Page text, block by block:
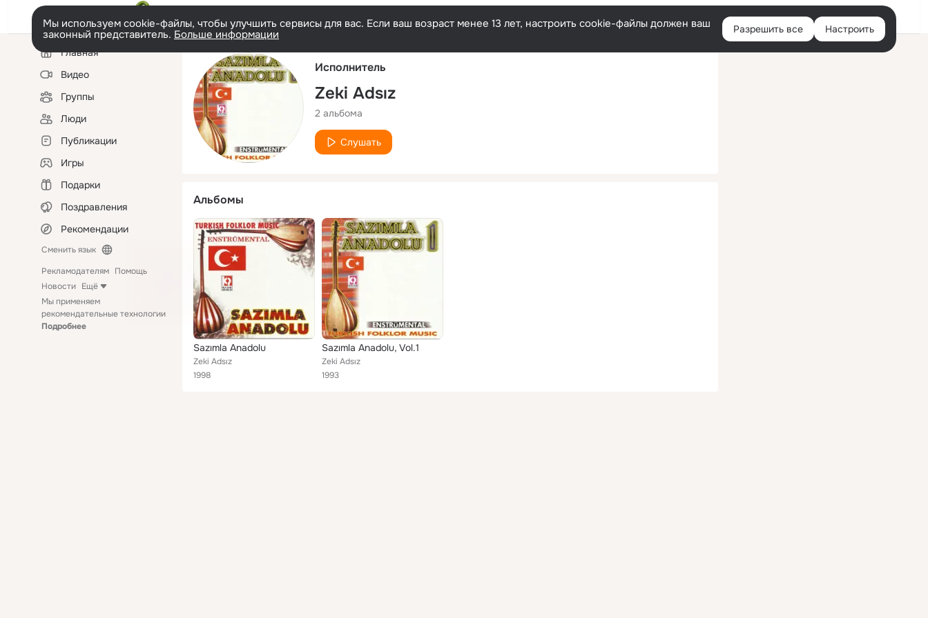
Русский Войти
Мы используем cookie-файлы, чтобы улучшить сервисы для вас. Если ваш возраст менее 13 лет, настроить cookie-файлы должен ваш
законный представитель. Больше информации Разрешить все Настроить
Левая
колонкаГлавная
Видео
Группы
Люди
Публикации
Игры
Подарки
Поздравления
Рекомендации
Сменить язык
Рекламодателям Помощь
Новости Ещё
Мы применяем
рекомендательные технологии
Подробнее
Исполнитель
Zeki Adsız
2 альбома
Слушать
Альбомы
Sazımla Anadolu
Zeki Adsız
1998
Sazımla Anadolu, Vol.1
Zeki Adsız
1993